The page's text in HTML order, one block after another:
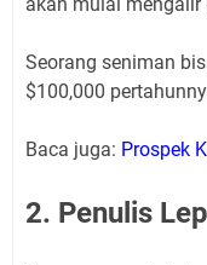
Seorang seniman
$100,000
Baca juga: Prospek
2. Penulis